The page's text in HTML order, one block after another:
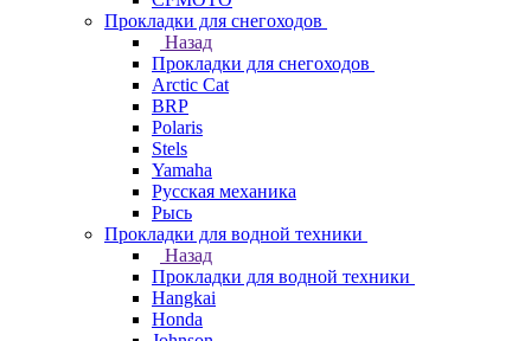
Прокладки для снегоходов
Назад
Прокладки для снегоходов
Arctic Cat
BRP
Polaris
Stels
Yamaha
Русская механика
Рысь
Прокладки для водной техники
Назад
Прокладки для водной техники
Hangkai
Honda